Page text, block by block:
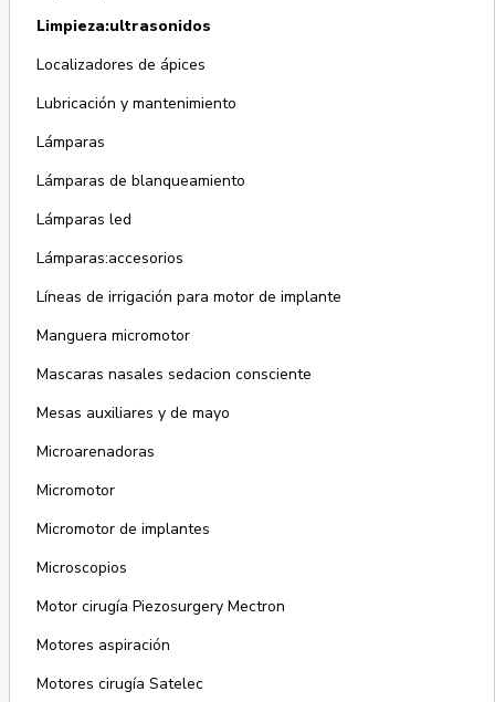
Limpieza:ultrasonidos
Localizadores de ápices
Lubricación y mantenimiento
Lámparas
Lámparas de blanqueamiento
Lámparas led
Lámparas:accesorios
Líneas de irrigación para motor de implante
Manguera micromotor
Mascaras nasales sedacion consciente
Mesas auxiliares y de mayo
Microarenadoras
Micromotor
Micromotor de implantes
Microscopios
Motor cirugía Piezosurgery Mectron
Motores aspiración
Motores cirugía Satelec